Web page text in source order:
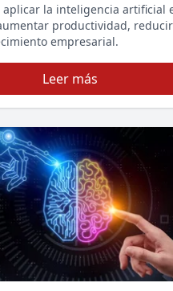
aplicar la inteligencia artificial
productividad,
empresarial.
Leer más